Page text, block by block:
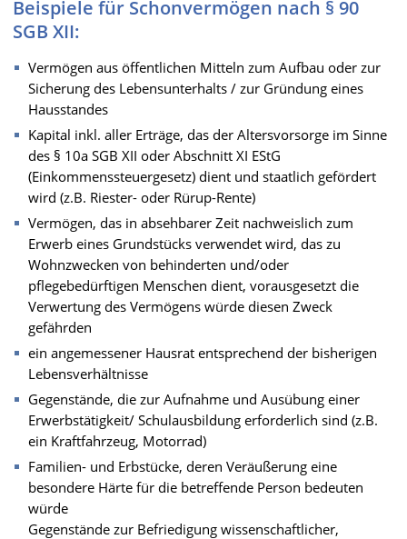
Beispiele für Schonvermögen nach § 90
SGB XII:
Vermögen aus öffentlichen Mitteln zum Aufbau oder zur
Sicherung des Lebensunterhalts / zur Gründung eines
Hausstandes
Kapital inkl. aller Erträge, das der Altersvorsorge im Sinne
des § 10a SGB XII oder Abschnitt XI EStG
(Einkommenssteuergesetz) dient und staatlich gefördert
wird (z.B. Riester- oder Rürup-Rente)
Vermögen, das in absehbarer Zeit nachweislich zum
Erwerb eines Grundstücks verwendet wird, das zu
Wohnzwecken von behinderten und/oder
pflegebedürftigen Menschen dient, vorausgesetzt die
Verwertung des Vermögens würde diesen Zweck
gefährden
ein angemessener Hausrat entsprechend der bisherigen
Lebensverhältnisse
Gegenstände, die zur Aufnahme und Ausübung einer
Erwerbstätigkeit/ Schulausbildung erforderlich sind (z.B.
ein Kraftfahrzeug, Motorrad)
Familien- und Erbstücke, deren Veräußerung eine
besondere Härte für die betreffende Person bedeuten
würde
Gegenstände zur Befriedigung wissenschaftlicher,